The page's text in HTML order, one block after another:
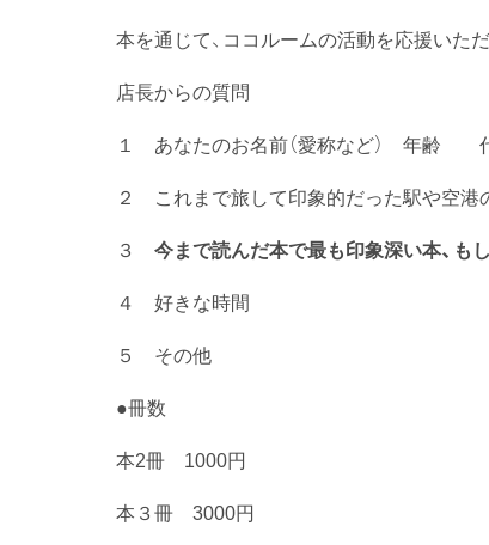
本を通じて、ココルームの活動を応援いた
店長からの質問
１ あなたのお名前（愛称など） 年齢
２ これまで旅して印象的だった駅や空港
３ 今まで読んだ本で最も印象深い本、も
４ 好きな時間
５ その他
●冊数
本2冊 1000円
本３冊 3000円